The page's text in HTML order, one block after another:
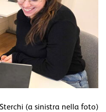
(a sinistra nella foto)